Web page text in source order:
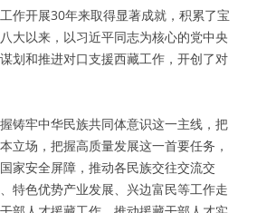
作开展30年来取得显著成就，积累了宝
大以来，以习近平同志为核心的党中央
划和推进对口支援西藏工作，开创了对
铸牢中华民族共同体意识这一主线，把
立场，把握高质量发展这一首要任务，
家安全屏障，推动各民族交往交流交
特色优势产业发展、兴边富民等工作走